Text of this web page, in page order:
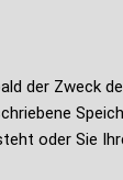
der Zweck
oder Sie